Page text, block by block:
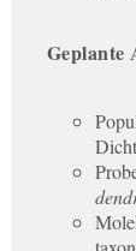
Geplante